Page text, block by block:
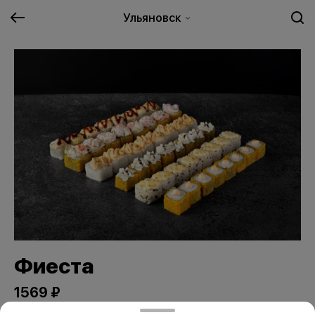
Ульяновск
Фиеста
1569 ₽